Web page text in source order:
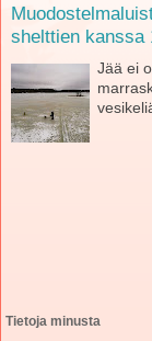
shelttien kanssa
Jää ei
Tietoja minusta